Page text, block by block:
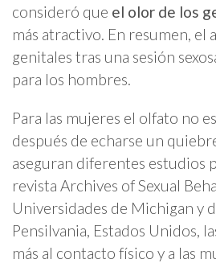
consideró que el olor de los
más atractivo. En resumen, el
genitales tras una sesión
para los hombres.
Para las mujeres el olfato no
después de echarse un
aseguran diferentes estudios
revista Archives of Sexual
Universidades de Michigan y
Pensilvania, Estados Unidos,
más al contacto físico y a las